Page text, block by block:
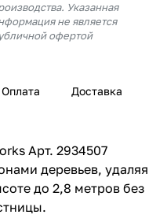
Указанная
не является
офертой
Оплата Доставка
Арт. 2934507
деревьев, удаляя
до 2,8 метров без
раз в 2